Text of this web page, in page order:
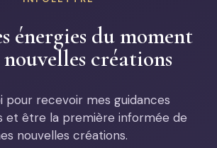
énergies du moment
nouvelles créations
pour recevoir mes guidances
et être la première informée de
nouvelles créations.